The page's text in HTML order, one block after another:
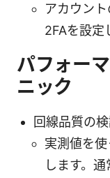
アカウント
2FAを設定
パフォー
ニック
回線品質の
実測値を
します。